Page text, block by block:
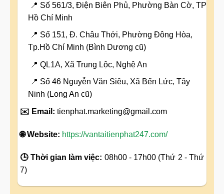
📍 Số 561/3, Điện Biên Phủ, Phường Bàn Cờ, TP
Hồ Chí Minh
📍 Số 151, Đ. Châu Thới, Phường Đông Hòa,
Tp.Hồ Chí Minh (Bình Dương cũ)
📍 QL1A, Xã Trung Lộc, Nghệ An
📍 Số 46 Nguyễn Văn Siêu, Xã Bến Lức, Tây
Ninh (Long An cũ)
✉️ Email: tienphat.marketing@gmail.com
🌐 Website: https://vantaitienphat247.com/
🕒 Thời gian làm việc: 08h00 - 17h00 (Thứ 2 - Thứ
7)